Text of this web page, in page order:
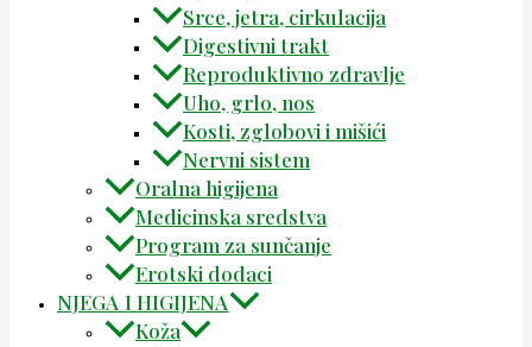
Srce, jetra, cirkulacija
Digestivni trakt
Reproduktivno zdravlje
Uho, grlo, nos
Kosti, zglobovi i mišići
Nervni sistem
Oralna higijena
Medicinska sredstva
Program za sunčanje
Erotski dodaci
NJEGA I HIGIJENA
Koža